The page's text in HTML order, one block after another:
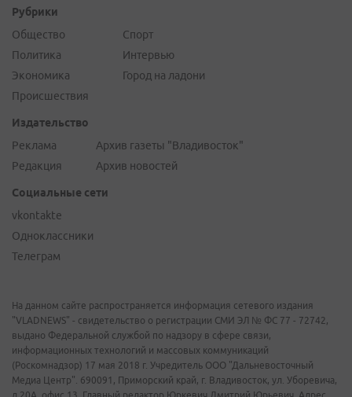
Рубрики
Общество
Политика
Экономика
Происшествия
Спорт
Интервью
Город на ладони
Издательство
Реклама
Редакция
Архив газеты "Владивосток"
Архив новостей
Социальные сети
vkontakte
Одноклассники
Телеграм
На данном сайте распространяется информация сетевого издания
"VLADNEWS" - свидетельство о регистрации СМИ ЭЛ № ФС 77 - 72742,
выдано Федеральной службой по надзору в сфере связи,
информационных технологий и массовых коммуникаций
(Роскомнадзор) 17 мая 2018 г. Учредитель ООО "Дальневосточный
Медиа Центр". 690091, Приморский край, г. Владивосток, ул. Уборевича,